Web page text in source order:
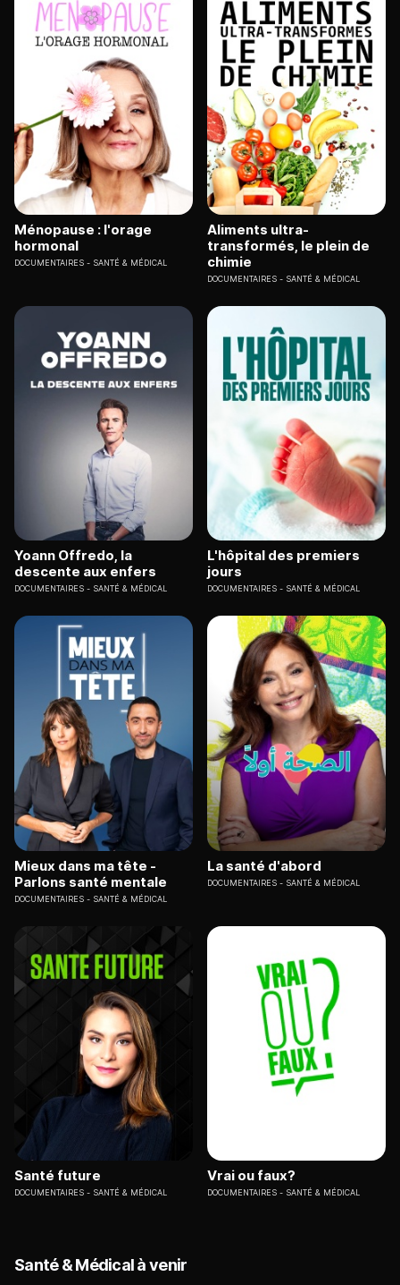
Ménopause : l'orage
hormonal
DOCUMENTAIRES SANTÉ & MÉDICAL
Aliments ultra-
transformés, le plein de
chimie
DOCUMENTAIRES SANTÉ & MÉDICAL
Yoann Offredo, la
descente aux enfers
DOCUMENTAIRES SANTÉ & MÉDICAL
L'hôpital des premiers
jours
DOCUMENTAIRES SANTÉ & MÉDICAL
Mieux dans ma tête -
Parlons santé mentale
DOCUMENTAIRES SANTÉ & MÉDICAL
La santé d'abord
DOCUMENTAIRES SANTÉ & MÉDICAL
Santé future
DOCUMENTAIRES SANTÉ & MÉDICAL
Vrai ou faux?
DOCUMENTAIRES SANTÉ & MÉDICAL
Santé & Médical à venir